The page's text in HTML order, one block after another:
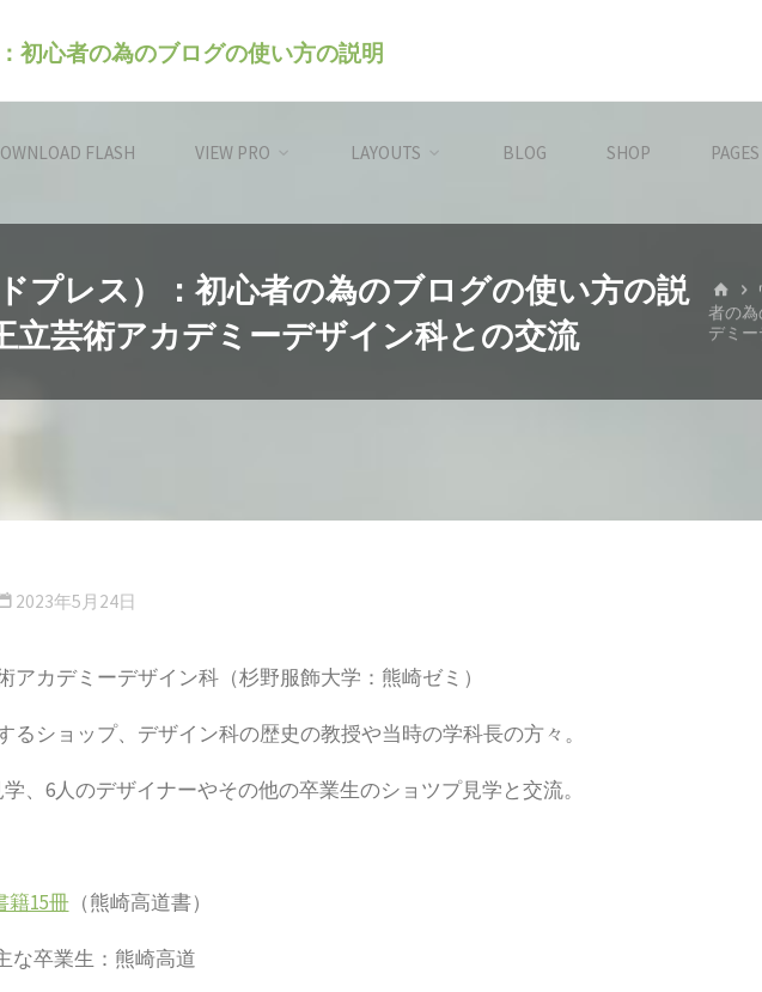
心者の為のブログの使い方の説明
FLASH VIEW PRO LAYOUTS BLOG SHOP PAGES
レス）：初心者の為のブログの使い方の説
立芸術アカデミーデザイン科との交流
ホ
ー
ム
者の
デミ
2023年5月24日
カデミーデザイン科（杉野服飾大学：熊崎ゼミ）
ショップ、デザイン科の歴史の教授や当時の学科長の方々。
、6人のデザイナーやその他の卒業生のショツプ見学と交流。
籍15冊（熊崎高道書）
な卒業生：熊崎高道